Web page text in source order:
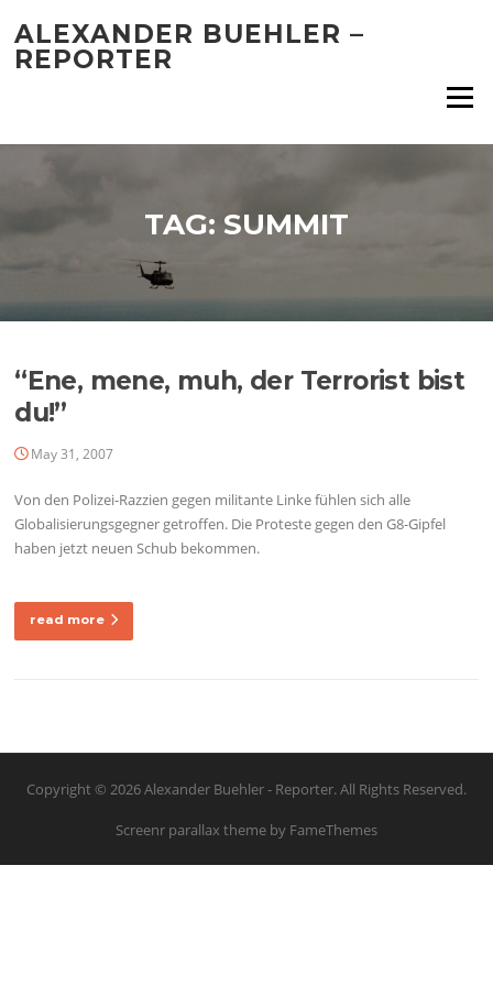
content
ALEXANDER BUEHLER –
REPORTER
Menu
TAG: SUMMIT
“Ene, mene, muh, der Terrorist bist
du!”
May 31, 2007
Von den Polizei-Razzien gegen militante Linke fühlen sich alle
Globalisierungsgegner getroffen. Die Proteste gegen den G8-Gipfel
haben jetzt neuen Schub bekommen.
read more
Copyright © 2026 Alexander Buehler - Reporter. All Rights Reserved.
Screenr parallax theme by FameThemes